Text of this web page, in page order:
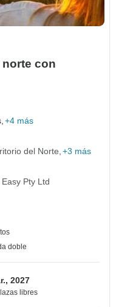
con
+4 más
del Norte +3 más
Pty Ltd
doble
2027
libres